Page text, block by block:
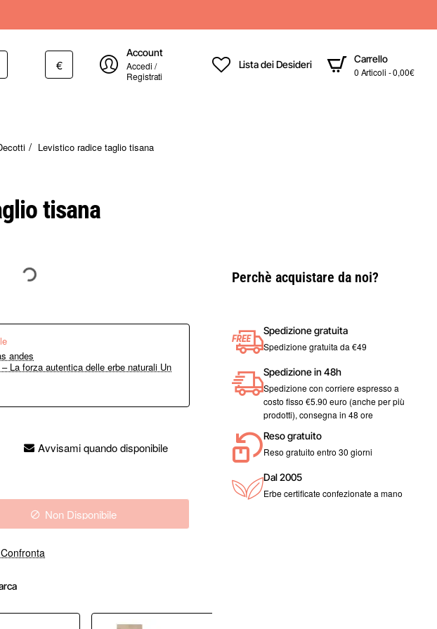
€
Account
Accedi /
Registrati
Lista dei Desideri
Carrello
0 Articoli - 0,00€
tisana
Levistico radice taglio tisana
andes
La forza autentica delle erbe naturali Un
Avvisami quando disponibile
Non Disponibile
Perchè acquistare da noi?
Spedizione gratuita
Spedizione gratuita da €49
Spedizione in 48h
Spedizione con corriere espresso a
costo fisso €5.90 euro (anche per più
prodotti), consegna in 48 ore
Reso gratuito
Reso gratuito entro 30 giorni
Dal 2005
Erbe certificate confezionate a mano